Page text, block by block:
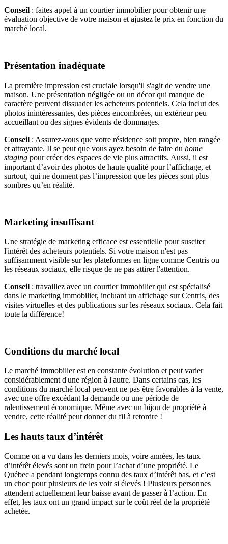
Conseil : faites appel à un courtier immobilier pour obtenir une
évaluation objective de votre maison et ajustez le prix en fonction du
marché local.
Présentation inadéquate
La première impression est cruciale lorsqu'il s'agit de vendre une
maison. Une présentation négligée ou un décor qui manque de
caractère peuvent dissuader les acheteurs potentiels. Cela inclut des
photos inintéressantes, des pièces encombrées, un extérieur peu
accueillant ou des signes évidents de dommages.
Conseil : Assurez-vous que votre résidence soit propre, bien rangée
et attrayante. Il se peut que vous ayez besoin de faire du home
staging pour créer des espaces de vie plus attractifs. Aussi, il est
important d’avoir des photos de haute qualité pour l’affichage, et
surtout, qui ne donnent pas l’impression que les pièces sont plus
sombres qu’en réalité.
Marketing insuffisant
Une stratégie de marketing efficace est essentielle pour susciter
l'intérêt des acheteurs potentiels. Si votre maison n'est pas
suffisamment visible sur les plateformes en ligne comme Centris ou
les réseaux sociaux, elle risque de ne pas attirer l'attention.
Conseil : travaillez avec un courtier immobilier qui est spécialisé
dans le marketing immobilier, incluant un affichage sur Centris, des
visites virtuelles et des publications sur les réseaux sociaux. Cela fait
toute la différence!
Conditions du marché local
Le marché immobilier est en constante évolution et peut varier
considérablement d'une région à l'autre. Dans certains cas, les
conditions du marché local peuvent ne pas être favorables à la vente,
avec une offre excédant la demande ou une période de
ralentissement économique. Même avec un bijou de propriété à
vendre, cette réalité peut donner du fil à retordre !
Les hauts taux d’intérêt
Comme on a vu dans les derniers mois, voire années, les taux
d’intérêt élevés sont un frein pour l’achat d’une propriété. Le
Québec a pendant longtemps connu des taux d’intérêt bas, et c’est
un choc pour plusieurs de les voir si élevés ! Plusieurs personnes
attendent actuellement leur baisse avant de passer à l’action. En
effet, les taux ont un grand impact sur le coût réel de la propriété
achetée.